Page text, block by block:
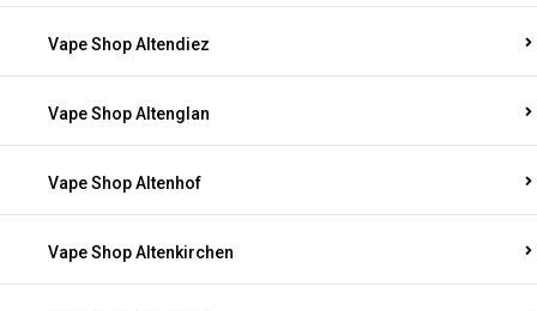
Vape Shop Altendiez
Vape Shop Altenglan
Vape Shop Altenhof
Vape Shop Altenkirchen